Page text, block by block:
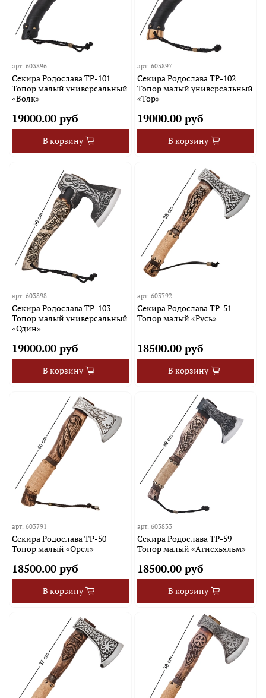
арт.603896
Секира Родослава TP-101
Топор малый универсальный
«Волк»
19000.00 руб
В корзину
арт. 603897
Секира Родослава TP-102
Топор малый универсальный
«Тор»
19000.00 руб
В корзину
арт.603898
Секира Родослава TP-103
Топор малый универсальный
«Один»
19000.00 руб
В корзину
арт. 603792
Секира Родослава TP-51
Топор малый «Русь»
18500.00 руб
В корзину
арт.603791
Секира Родослава TP-50
Топор малый «Орел»
18500.00 руб
В корзину
арт. 603833
Секира Родослава TP-59
Топор малый «Агисхьяльм»
18500.00 руб
В корзину